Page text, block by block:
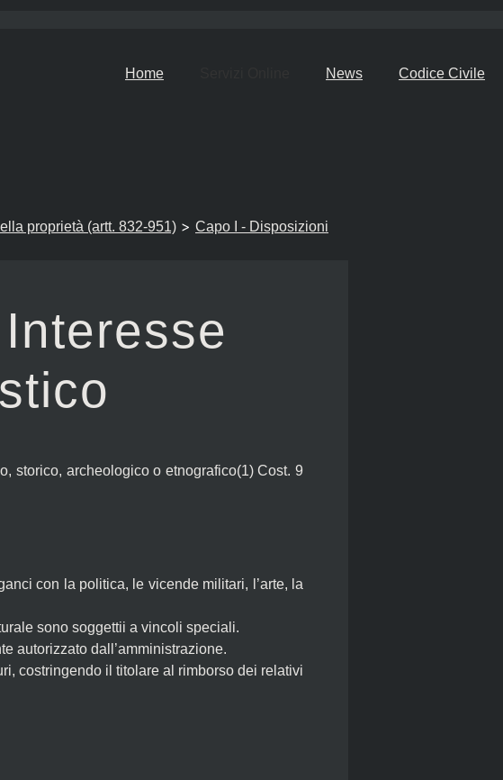
Home News Codice Civile
proprietà (artt. 832-951) > Capo I - Disposizioni
storico, archeologico o etnografico(1) Cost. 9
con la politica, le vicende militari, l’arte, la
sono soggettii a vincoli speciali.
autorizzato dall’amministrazione.
costringendo il titolare al rimborso dei relativi